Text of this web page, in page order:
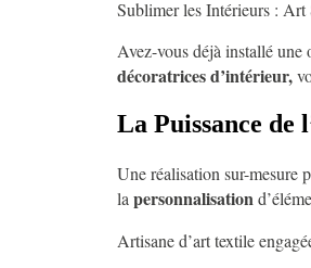
Sublimer les Intérieurs : Art
Avez-vous déjà installé une
décoratrices d’intérieur,
La Puissance de
Une réalisation sur-mesure
la personnalisation
Artisane d’art textile